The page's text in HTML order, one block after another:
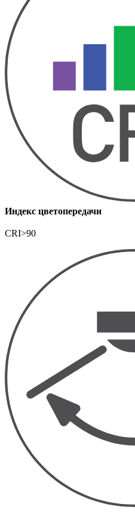
Индекс цветопередачи
CRI>90